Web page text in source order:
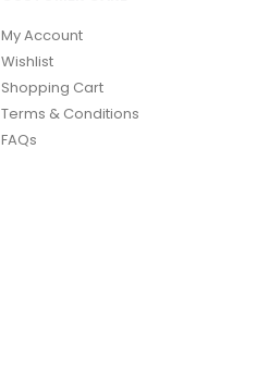
My Account
Wishlist
Shopping Cart
Terms & Conditions
FAQs